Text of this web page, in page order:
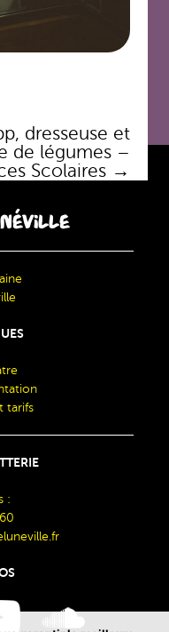
dresseuse et
de légumes –
Scolaires →
tarifs
: